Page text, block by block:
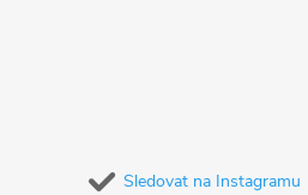
Sledovat na Instagramu